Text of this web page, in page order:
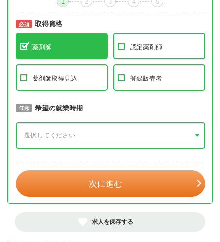
1 2 3 4 5
必須 取得資格
薬剤師 認定薬剤師
薬剤師取得見込 登録販売者
必須 取得予定年
任意 希望の就業時期
次に進む
求人を保存する